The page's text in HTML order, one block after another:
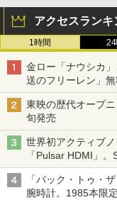
アクセスランキ
1時間 24
金ロー「ナウシカ
送のフリーレン」
東映の歴代オープ
旬発売
世界初アクティブ
「Pulsar HDMI」
「バック・トゥ・
腕時計。1985本限定